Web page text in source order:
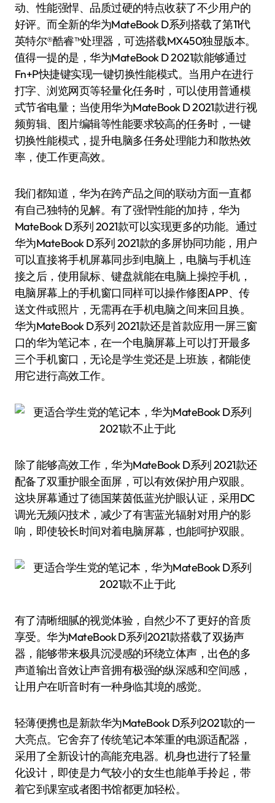
动、性能强悍、品质过硬的特点收获了不少用户的
好评。而全新的华为MateBook D系列搭载了第11代
英特尔®酷睿™处理器，可选搭载MX450独显版本。
值得一提的是，华为MateBook D 2021款能够通过
Fn+P快捷键实现一键切换性能模式。当用户在进行
打字、浏览网页等轻量化任务时，可以使用普通模
式节省电量；当使用华为MateBook D 2021款进行视
频剪辑、图片编辑等性能要求较高的任务时，一键
切换性能模式，提升电脑多任务处理能力和散热效
率，使工作更高效。
我们都知道，华为在跨产品之间的联动方面一直都
有自己独特的见解。有了强悍性能的加持，华为
MateBook D系列 2021款可以实现更多的功能。通过
华为MateBook D系列 2021款的多屏协同功能，用户
可以直接将手机屏幕同步到电脑上，电脑与手机连
接之后，使用鼠标、键盘就能在电脑上操控手机，
电脑屏幕上的手机窗口同样可以操作修图APP、传
送文件或照片，无需再在手机电脑之间来回且换。
华为MateBook D系列 2021款还是首款应用一屏三窗
口的华为笔记本，在一个电脑屏幕上可以打开最多
三个手机窗口，无论是学生党还是上班族，都能使
用它进行高效工作。
除了能够高效工作，华为MateBook D系列 2021款还
配备了双重护眼全面屏，可以有效保护用户双眼。
这块屏幕通过了德国莱茵低蓝光护眼认证，采用DC
调光无频闪技术，减少了有害蓝光辐射对用户的影
响，即使较长时间对着电脑屏幕，也能呵护双眼。
有了清晰细腻的视觉体验，自然少不了更好的音质
享受。华为MateBook D系列2021款搭载了双扬声
器，能够带来极具沉浸感的环绕立体声，出色的多
声道输出音效让声音拥有极强的纵深感和空间感，
让用户在听音时有一种身临其境的感觉。
轻薄便携也是新款华为MateBook D系列2021款的一
大亮点。它舍弃了传统笔记本笨重的电源适配器，
采用了全新设计的高能充电器。机身也进行了轻量
化设计，即使是力气较小的女生也能单手拎起，带
着它到课室或者图书馆都更加轻松。